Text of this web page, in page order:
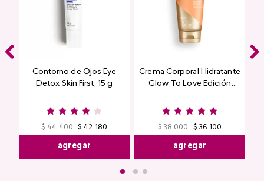
Contorno de Ojos Eye
Detox Skin First, 15 g
$ 44.400 $ 42.180
agregar
Crema Corporal Hidratante
Glow To Love Edición
$ 38.000 $ 36.100
agregar